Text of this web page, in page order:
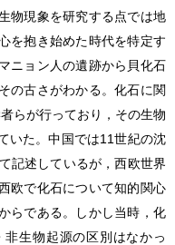
物現象を研究する点では地
を抱き始めた時代を特定す
ニョン人の遺跡から貝化石
の古さがわかる。化石に関
らが行っており，その生物
いた。中国では11世紀の沈
記述しているが，西欧世界
欧で化石について知的関心
らである。しかし当時，化
生物起源の区別はなかっ